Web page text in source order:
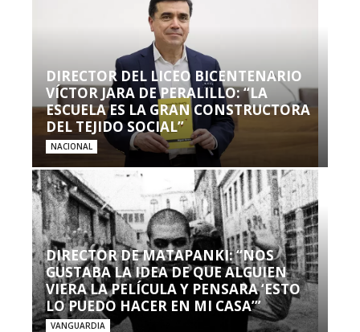
DIRECTOR DEL LICEO BICENTENARIO
VÍCTOR JARA DE PERALILLO: “LA
ESCUELA ES LA GRAN CONSTRUCTORA
DEL TEJIDO SOCIAL”
NACIONAL
DIRECTOR DE MATAPANKI: “NOS
GUSTABA LA IDEA DE QUE ALGUIEN
VIERA LA PELÍCULA Y PENSARA ‘ESTO
LO PUEDO HACER EN MI CASA’”
VANGUARDIA